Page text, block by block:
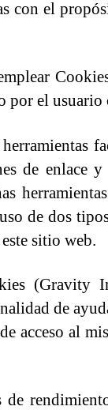
con el
por el
de enlace
de dos
sitio web.
(Gravity
de
acceso al